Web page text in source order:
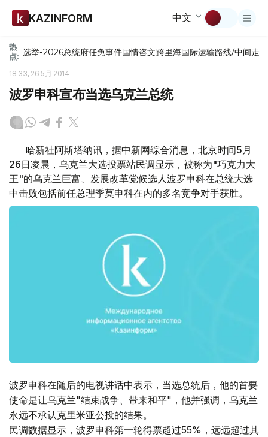
KAZINFORM 中文
热
点: 选举-2026总统府任免事件国情咨文跨里海国际运输路线/中间走廊
18:33, 26 5月 2014
波罗申科宣布当选乌克兰总统
哈新社阿斯塔纳讯，据中新网综合消息，北京时间5月
26日凌晨，乌克兰大选投票站民调显示，被称为"巧克力大
王"的乌克兰巨富、发展改革党候选人波罗申科在总统大选
中击败包括前任总理季莫申科在内的多名竞争对手获胜。
波罗申科在随后的电视讲话中表示，当选总统后，他的首要
使命是让乌克兰"结束战争、带来和平"，他并强调，乌克兰
永远不承认克里米亚公投的结果。
民调数据显示，波罗申科第一轮得票超过55%，远远超过其